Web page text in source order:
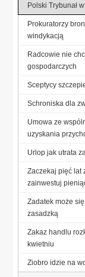
Polski Trybunał
Prokuratorzy
windykacją
Radcowie nie
gospodarczych
Sceptycy
Schroniska dla
Umowa ze
uzyskania
Urlop jak utrata
Zaczekaj pięć lat
zainwestuj
Zadatek może
zasadzką
Zakaz handlu
kwietniu
Ziobro idzie na